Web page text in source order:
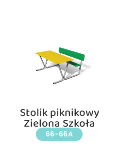
Stolik piknikowy
Zielona Szkoła
66-66A